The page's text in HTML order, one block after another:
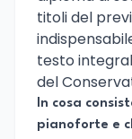
titoli del
testo
del
In cosa
pianoforte e